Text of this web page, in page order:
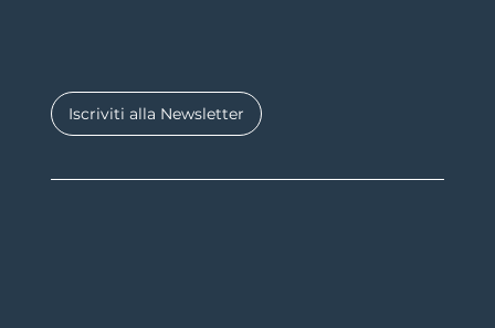
Iscriviti alla Newsletter